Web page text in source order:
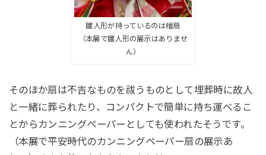
雛人形が持っているのは檜扇
（本展で雛人形の展示はありませ
ん）
そのほか扇は不吉なものを祓うものとして埋葬時に故人
と一緒に葬られたり、コンパクトで簡単に持ち運べるこ
とからカンニングぺーパーとしても使われたそうです。
（本展で平安時代のカンニングペーパー扇の展示あ